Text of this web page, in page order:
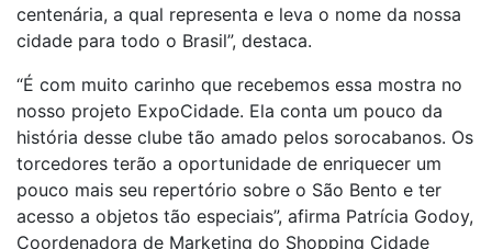
centenária, a qual representa e leva o nome da nossa
cidade para todo o Brasil”, destaca.
“É com muito carinho que recebemos essa mostra no
nosso projeto ExpoCidade. Ela conta um pouco da
história desse clube tão amado pelos sorocabanos. Os
torcedores terão a oportunidade de enriquecer um
pouco mais seu repertório sobre o São Bento e ter
acesso a objetos tão especiais”, afirma Patrícia Godoy,
Coordenadora de Marketing do Shopping Cidade